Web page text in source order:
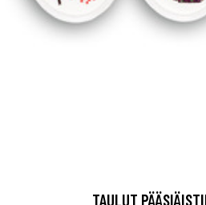
TAULUT